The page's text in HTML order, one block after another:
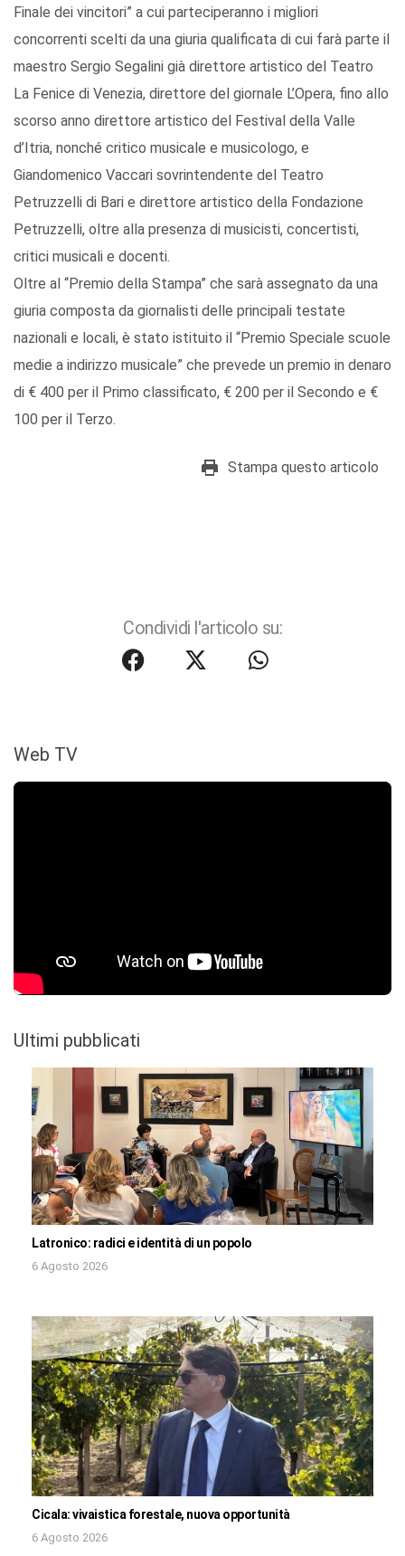
Finale dei vincitori” a cui parteciperanno i migliori
concorrenti scelti da una giuria qualificata di cui farà parte il
maestro Sergio Segalini già direttore artistico del Teatro
La Fenice di Venezia, direttore del giornale L’Opera, fino allo
scorso anno direttore artistico del Festival della Valle
d’Itria, nonché critico musicale e musicologo, e
Giandomenico Vaccari sovrintendente del Teatro
Petruzzelli di Bari e direttore artistico della Fondazione
Petruzzelli, oltre alla presenza di musicisti, concertisti,
critici musicali e docenti.
Oltre al “Premio della Stampa” che sarà assegnato da una
giuria composta da giornalisti delle principali testate
nazionali e locali, è stato istituito il “Premio Speciale scuole
medie a indirizzo musicale” che prevede un premio in denaro
di € 400 per il Primo classificato, € 200 per il Secondo e €
100 per il Terzo.
Stampa questo articolo
Condividi l'articolo su:
Web TV
Ultimi pubblicati
Latronico: radici e identità di un popolo
6 Agosto 2026
Cicala: vivaistica forestale, nuova opportunità
6 Agosto 2026